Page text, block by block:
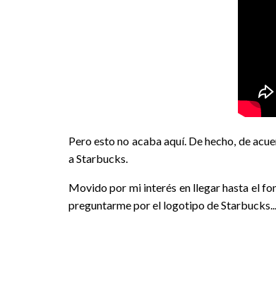
Pero esto no acaba aquí. De hecho, de
a Starbucks.
Movido por mi interés en llegar hasta el
preguntarme por el logotipo de Starbucks...